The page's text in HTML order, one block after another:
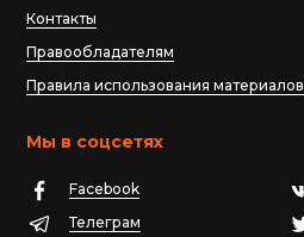
Контакты
Правообладателям
Правила использования материалов
Мы в соцсетях
Facebook
Телеграм